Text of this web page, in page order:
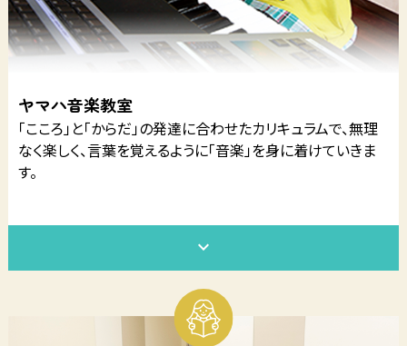
ヤマハ音楽教室
「こころ」と「からだ」の発達に合わせたカリキュラムで、無理
なく楽しく、言葉を覚えるように「音楽」を身に着けていきま
す。